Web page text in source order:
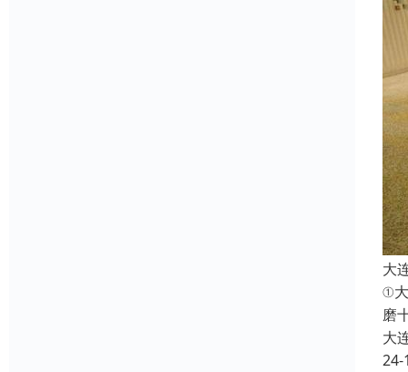
大
①
磨
大
24-